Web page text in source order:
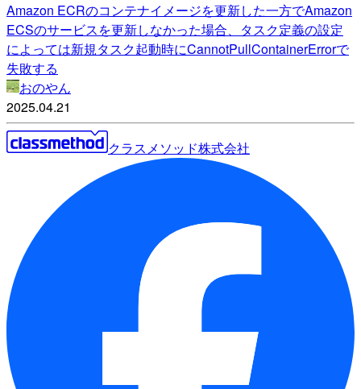
Amazon ECRのコンテナイメージを更新した一方でAmazon
ECSのサービスを更新しなかった場合、タスク定義の設定
によっては新規タスク起動時にCannotPullContainerErrorで
失敗する
おのやん
2025.04.21
クラスメソッド株式会社